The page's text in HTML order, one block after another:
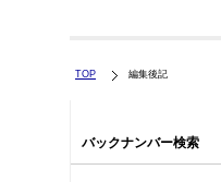
TOP 編集後記
バックナンバー検索